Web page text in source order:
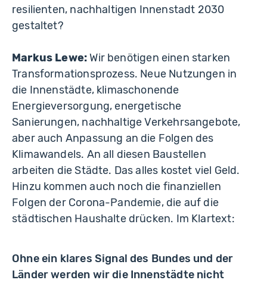
resilienten, nachhaltigen Innenstadt 2030
gestaltet?
Markus Lewe:Wir benötigen einen starken
Transformationsprozess. Neue Nutzungen in
die Innenstädte, klimaschonende
Energieversorgung, energetische
Sanierungen, nachhaltige Verkehrsangebote,
aber auch Anpassung an die Folgen des
Klimawandels. An all diesen Baustellen
arbeiten die Städte. Das alles kostet viel Geld.
Hinzu kommen auch noch die finanziellen
Folgen der Corona-Pandemie, die auf die
städtischen Haushalte drücken. Im Klartext:
Ohne ein klares Signal des Bundes und der
Länder werden wir die Innenstädte nicht